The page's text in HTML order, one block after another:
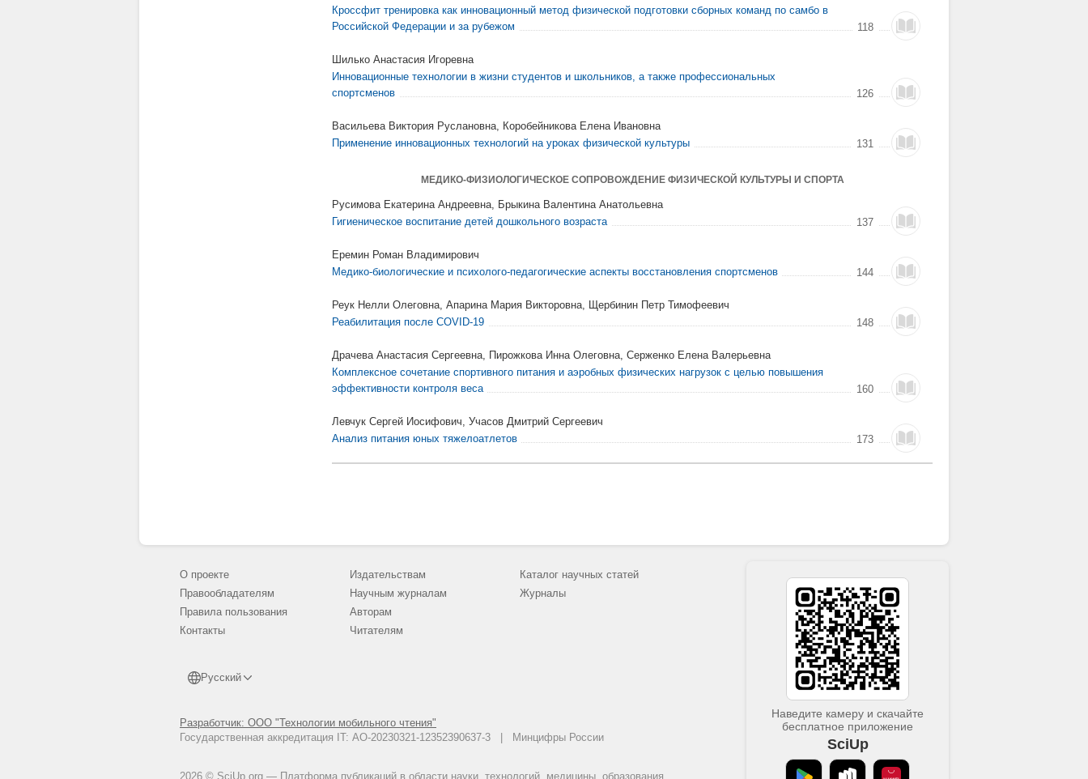
Кроссфит тренировка как инновационный метод физической подготовки сборных команд по самбо в
Российской Федерации и за рубежом
118
Шилько Анастасия Игоревна
Инновационные технологии в жизни студентов и школьников, а также профессиональных
спортсменов
126
Васильева Виктория Руслановна, Коробейникова Елена Ивановна
Применение инновационных технологий на уроках физической культуры
131
МЕДИКО-ФИЗИОЛОГИЧЕСКОЕ СОПРОВОЖДЕНИЕ ФИЗИЧЕСКОЙ КУЛЬТУРЫ И СПОРТА
Русимова Екатерина Андреевна, Брыкина Валентина Анатольевна
Гигиеническое воспитание детей дошкольного возраста
137
Еремин Роман Владимирович
Медико-биологические и психолого-педагогические аспекты восстановления спортсменов
144
Реук Нелли Олеговна, Апарина Мария Викторовна, Щербинин Петр Тимофеевич
Реабилитация после COVID-19
148
Драчева Анастасия Сергеевна, Пирожкова Инна Олеговна, Серженко Елена Валерьевна
Комплексное сочетание спортивного питания и аэробных физических нагрузок с целью повышения
эффективности контроля веса
160
Левчук Сергей Иосифович, Учасов Дмитрий Сергеевич
Анализ питания юных тяжелоатлетов
173
О проекте
Правообладателям
Правила пользования
Контакты
Русский
Разработчик: ООО "Технологии мобильного чтения"
Государственная аккредитация IT: АО-20230321-12352390637-3 | Минцифры России
2026 © SciUp.org — Платформа публикаций в области науки, технологий, медицины, образования
Издательствам
Научным журналам
Авторам
Читателям
Каталог научных статей
Журналы
Наведите камеру и скачайте
бесплатное приложение
SciUp